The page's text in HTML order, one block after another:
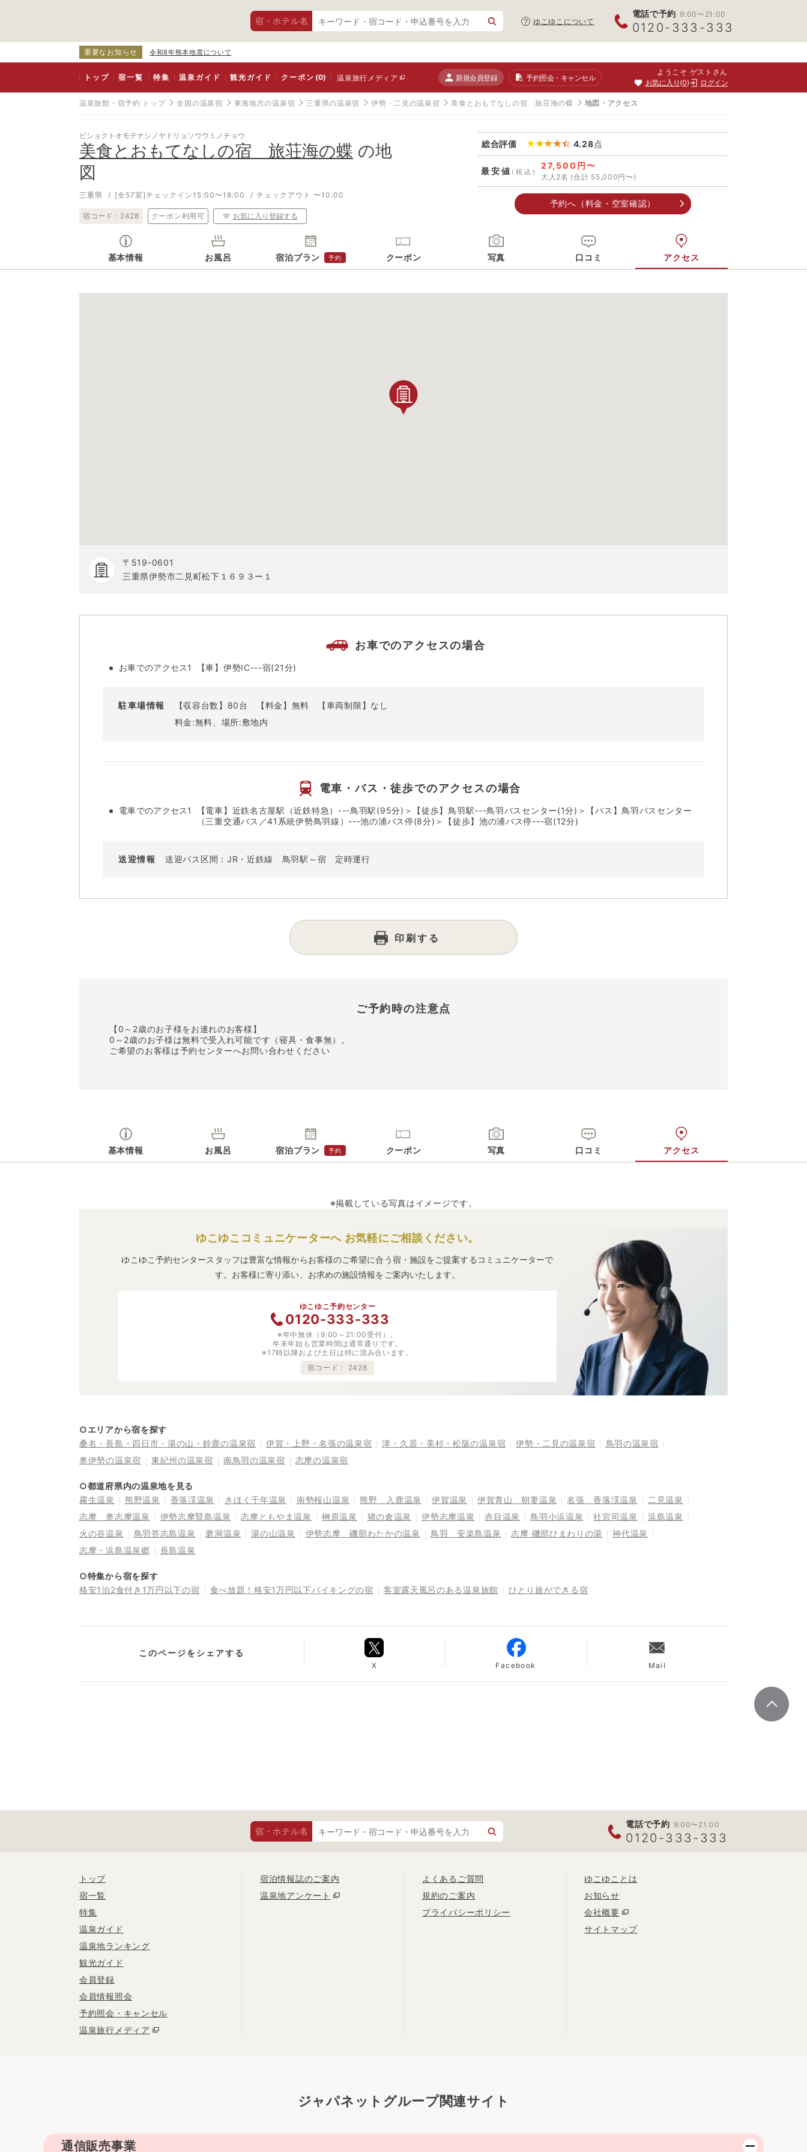
宿・ホテル名 ゆこゆこについて
電話で予約 9:00〜21:00
0120-333-333
重要なお知らせ 令和8年熊本地震について
トップ 宿一覧 特集 温泉ガイド 観光ガイド クーポン(0) 温泉旅行メディア 新規会員登録 予約照会・キャンセル
ようこそ ゲストさん
お気に入り 0 ログイン
温泉旅館・宿予約 トップ 全国の温泉宿 東海地方の温泉宿 三重県の温泉宿 伊勢・二見の温泉宿 美食とおもてなしの宿 旅荘海の蝶 地図・アクセス
ビショクトオモテナシノヤドリョソウウミノチョウ
美食とおもてなしの宿 旅荘海の蝶 の地
図
三重県 [全57室]チェックイン15:00〜18:00 チェックアウト 〜10:00
宿コード : 2428 クーポン利用可 お気に入り登録する
総合評価 4.28点
最安値 (税込)
27,500円〜
大人2名 (合計 55,000円〜)
予約へ（料金・空室確認）
基本情報 お風呂 宿泊プラン 予約 クーポン 写真 口コミ アクセス
〒519-0601
三重県伊勢市二見町松下１６９３ー１
お車でのアクセスの場合
お車でのアクセス1 【車】伊勢IC---宿(21分)
駐車場情報 【収容台数】80台 【料金】無料
【車両制限】なし
料金:無料、場所:敷地内
電車・バス・徒歩でのアクセスの場合
電車でのアクセス1
【電車】近鉄名古屋駅（近鉄特急）---鳥羽駅(95分)＞【徒歩】鳥羽駅---鳥羽バスセンター(1分)＞【バス】鳥羽バスセンター
（三重交通バス／41系統伊勢鳥羽線）---池の浦バス停(8分)＞【徒歩】池の浦バス停---宿(12分)
送迎情報 送迎バス区間：JR・近鉄線 鳥羽駅～宿 定時運行
印刷する
ご予約時の注意点
【0～2歳のお子様をお連れのお客様】
0～2歳のお子様は無料で受入れ可能です（寝具・食事無）。
ご希望のお客様は予約センターへお問い合わせください
基本情報 お風呂 宿泊プラン 予約 クーポン 写真 口コミ アクセス
※掲載している写真はイメージです。
ゆこゆこコミュニケーターへ お気軽にご相談ください。
ゆこゆこ予約センタースタッフは豊富な情報からお客様のご希望に合う宿・施設をご提案するコミュニケーターで
す。お客様に寄り添い、お求めの施設情報をご案内いたします。
ゆこゆこ予約センター
0120-333-333
※年中無休（9:00～21:00受付）。
年末年始も営業時間は通常通りです。
※17時以降および土日は特に混み合います。
宿コード： 2428
○エリアから宿を探す
桑名・長島・四日市・湯の山・鈴鹿の温泉宿
伊賀・上野・名張の温泉宿 津・久居・美杉・松阪の温泉宿 伊勢・二見の温泉宿
鳥羽の温泉宿
奥伊勢の温泉宿
東紀州の温泉宿 南鳥羽の温泉宿 志摩の温泉宿
○都道府県内の温泉地を見る
霧生温泉
熊野温泉 香落渓温泉 きほく千年温泉 南勢桜山温泉 熊野 入鹿温泉 伊賀温泉 伊賀青山 朝妻温泉 名張 香落渓温泉
二見温泉
志摩 奥志摩温泉
伊勢志摩賢島温泉 志摩ともやま温泉 榊原温泉 猪の倉温泉 伊勢志摩温泉 赤目温泉 鳥羽小浜温泉 社宮司温泉
浜島温泉
火の谷温泉
鳥羽答志島温泉 磨洞温泉 湯の山温泉 伊勢志摩 磯部わたかの温泉 鳥羽 安楽島温泉 志摩 磯部ひまわりの湯
神代温泉
志摩・浜島温泉郷
長島温泉
○特集から宿を探す
格安1泊2食付き1万円以下の宿
食べ放題！格安1万円以下バイキングの宿 客室露天風呂のある温泉旅館 ひとり旅ができる宿
このページをシェアする
X Facebook Mail
宿・ホテル名
電話で予約 9:00〜21:00
0120-333-333
トップ
宿一覧
特集
温泉ガイド
温泉地ランキング
観光ガイド
会員登録
会員情報照会
予約照会・キャンセル
温泉旅行メディア
宿泊情報誌のご案内
温泉地アンケート
よくあるご質問
規約のご案内
プライバシーポリシー
ゆこゆことは
お知らせ
会社概要
サイトマップ
ジャパネットグループ関連サイト
通信販売事業